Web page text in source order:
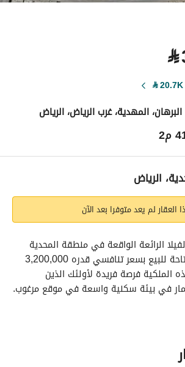
⃁
⃁
المهدية، غرب الرياض، الرياض
ترخيص الإعلان
الرياض
العقار لم يعد متوفرا بعد الآن
في بيئة سكنية واسعة في موقع مرغوب.